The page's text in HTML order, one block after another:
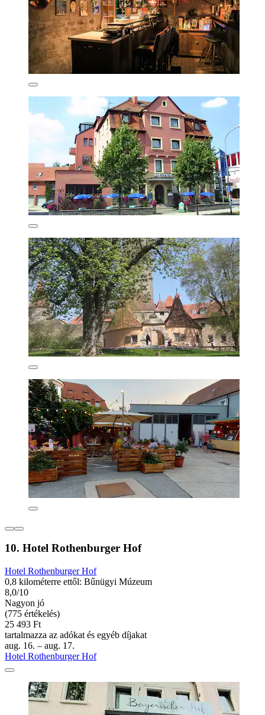
10. Hotel Rothenburger Hof
Hotel Rothenburger Hof
0,8 kilométerre ettől: Bűnügyi Múzeum
8,0/10
Nagyon jó
(775 értékelés)
25 493 Ft
tartalmazza az adókat és egyéb díjakat
aug. 16. – aug. 17.
Hotel Rothenburger Hof